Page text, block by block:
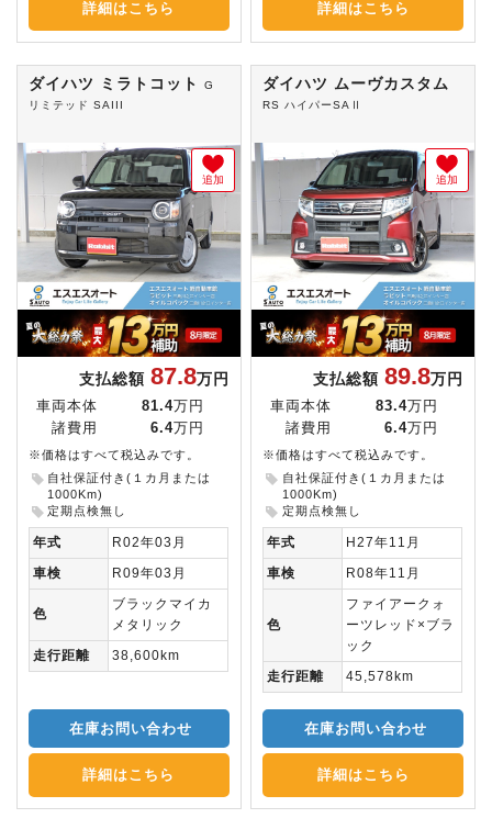
詳細はこちら 詳細はこちら
ダイハツ ミラトコット
G
リミテッド SAIII
追加
支払総額 87.8万円
車両本体 81.4万円
諸費用
6.4万円
※価格はすべて税込みです。
自社保証付き(１カ月または
1000Km)
定期点検無し
年式
R02年03月
車検
R09年03月
色
ブラックマイカ
メタリック
走行距離
38,600km
在庫お問い合わせ
詳細はこちら
ダイハツ ムーヴカスタム
RS ハイパーSAⅡ
追加
支払総額 89.8万円
車両本体 83.4万円
諸費用
6.4万円
※価格はすべて税込みです。
自社保証付き(１カ月または
1000Km)
定期点検無し
年式
H27年11月
車検
R08年11月
色
ファイアークォ
ーツレッド×ブラ
ック
走行距離
45,578km
在庫お問い合わせ
詳細はこちら